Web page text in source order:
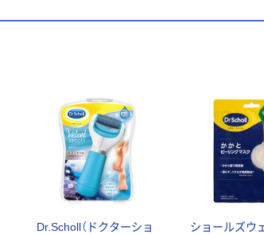
Dr.Scholl（ドクターショ
ショールズウ